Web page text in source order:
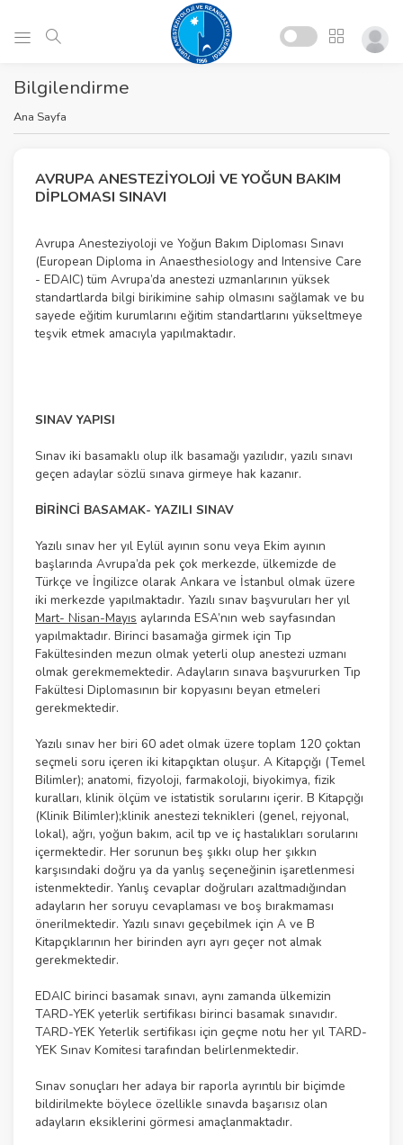
Bilgilendirme
Ana Sayfa
AVRUPA ANESTEZIYOLOJI VE YOĞUN BAKIM
DIPLOMASI SINAVI
Avrupa Anesteziyoloji ve Yoğun Bakım Diploması Sınavı
(European Diploma in Anaesthesiology and Intensive Care
- EDAIC) tüm Avrupa’da anestezi uzmanlarının yüksek
standartlarda bilgi birikimine sahip olmasını sağlamak ve bu
sayede eğitim kurumlarını eğitim standartlarını yükseltmeye
teşvik etmek amacıyla yapılmaktadır.
SINAV YAPISI
Sınav iki basamaklı olup ilk basamağı yazılıdır, yazılı sınavı
geçen adaylar sözlü sınava girmeye hak kazanır.
BİRİNCİ BASAMAK- YAZILI SINAV
Yazılı sınav her yıl Eylül ayının sonu veya Ekim ayının
başlarında Avrupa’da pek çok merkezde, ülkemizde de
Türkçe ve İngilizce olarak Ankara ve İstanbul olmak üzere
iki merkezde yapılmaktadır. Yazılı sınav başvuruları her yıl
Mart- Nisan-Mayıs aylarında ESA’nın web sayfasından
yapılmaktadır. Birinci basamağa girmek için Tıp
Fakültesinden mezun olmak yeterli olup anestezi uzmanı
olmak gerekmemektedir. Adayların sınava başvururken Tıp
Fakültesi Diplomasının bir kopyasını beyan etmeleri
gerekmektedir.
Yazılı sınav her biri 60 adet olmak üzere toplam 120 çoktan
seçmeli soru içeren iki kitapçıktan oluşur. A Kitapçığı (Temel
Bilimler); anatomi, fizyoloji, farmakoloji, biyokimya, fizik
kuralları, klinik ölçüm ve istatistik sorularını içerir. B Kitapçığı
(Klinik Bilimler);klinik anestezi teknikleri (genel, rejyonal,
lokal), ağrı, yoğun bakım, acil tıp ve iç hastalıkları sorularını
içermektedir. Her sorunun beş şıkkı olup her şıkkın
karşısındaki doğru ya da yanlış seçeneğinin işaretlenmesi
istenmektedir. Yanlış cevaplar doğruları azaltmadığından
adayların her soruyu cevaplaması ve boş bırakmaması
önerilmektedir. Yazılı sınavı geçebilmek için A ve B
Kitapçıklarının her birinden ayrı ayrı geçer not almak
gerekmektedir.
EDAIC birinci basamak sınavı, aynı zamanda ülkemizin
TARD-YEK yeterlik sertifikası birinci basamak sınavıdır.
TARD-YEK Yeterlik sertifikası için geçme notu her yıl TARD-
YEK Sınav Komitesi tarafından belirlenmektedir.
Sınav sonuçları her adaya bir raporla ayrıntılı bir biçimde
bildirilmekte böylece özellikle sınavda başarısız olan
adayların eksiklerini görmesi amaçlanmaktadır.